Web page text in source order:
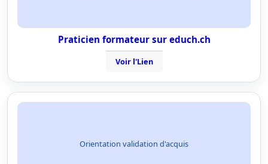
Praticien formateur sur educh.ch
Voir l'Lien
Orientation validation d'acquis